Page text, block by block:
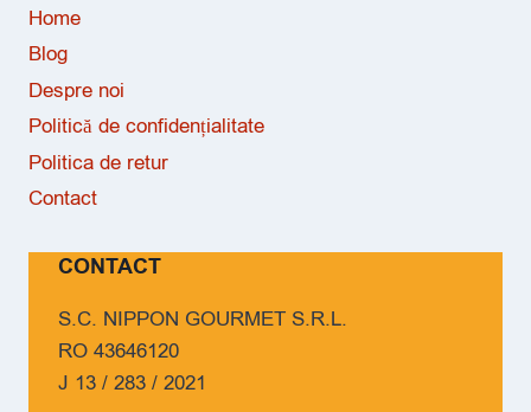
Home
Blog
Despre noi
Politică de confidențialitate
Politica de retur
Contact
CONTACT
S.C. NIPPON GOURMET S.R.L.
RO 43646120
J 13 / 283 / 2021